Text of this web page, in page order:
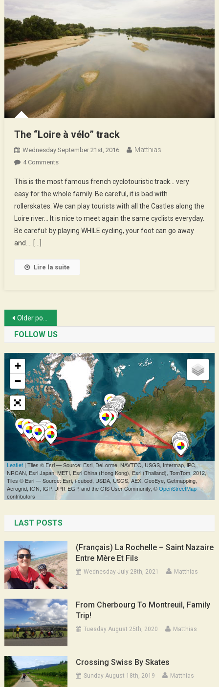
The “Loire à vélo” track
Wednesday September 21st, 2016 Matthias
4 CommentsOn
“Loire
À
Vélo”
Track
This is the most famous french cyclotouristic track… very
easy for the whole family. Be careful, it is bad with
rollerskates. We can play tourists with all the Castles along the
Loire river… It is nice to meet again the same cyclists everyday.
Be careful: by playing WHILE cycling, your foot can go away
and…. […]
Lire la suite
Posts
navigation
Older posts
FOLLOW US
LAST POSTS
(Français) La Rochelle – Saint Nazaire
Entre Mère Et Fils
Wednesday July 28th, 2021 Matthias
From Cherbourg To Montreuil, Family
Trip!
Tuesday August 25th, 2020 Matthias
Crossing Swiss By Skates
Sunday August 18th, 2019 Matthias